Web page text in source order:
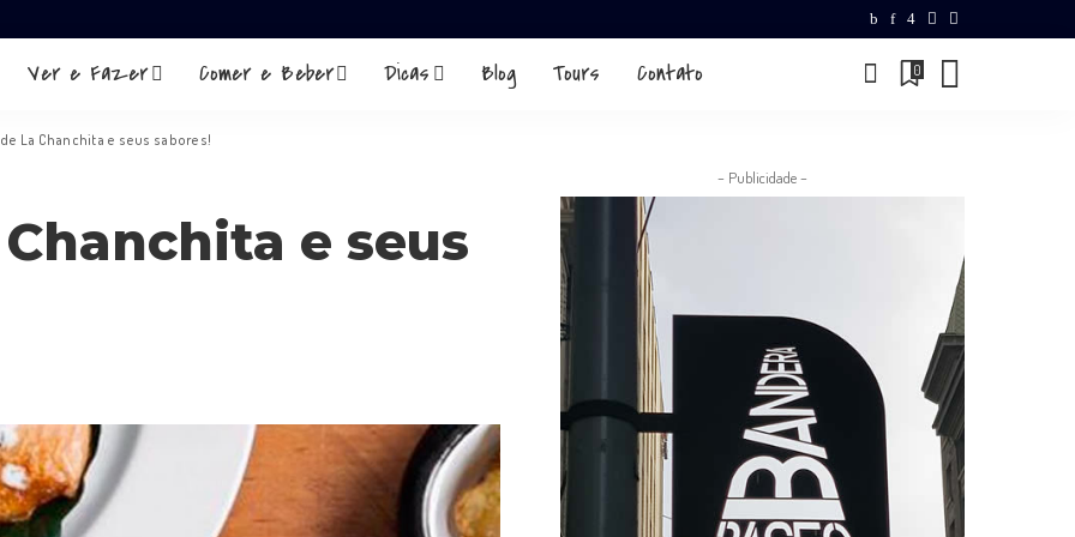
Ver e Fazer Comer e Beber Dicas Blog Tours Contato 0
de La Chanchita e seus sabores!
e seus
– Publicidade –